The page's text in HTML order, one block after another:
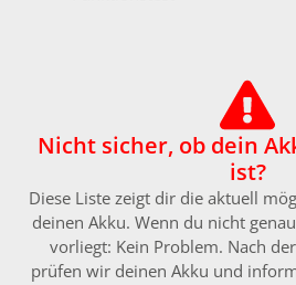
Nicht sicher, ob dein
ist?
Diese Liste zeigt dir die aktuell
deinen Akku. Wenn du nicht
vorliegt: Kein Problem. Nach der
prüfen wir deinen Akku und